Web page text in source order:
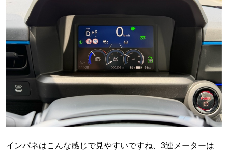
インパネはこんな感じで見やすいですね、3連メーターは